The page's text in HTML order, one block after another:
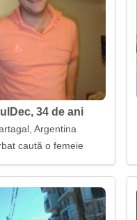
34 de ani
Argentina
caută o femeie